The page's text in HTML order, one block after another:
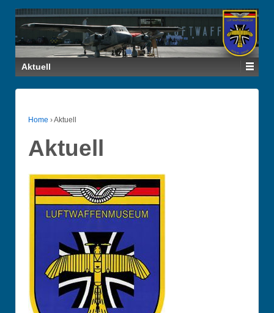
Aktuell
Home ›Aktuell
Aktuell